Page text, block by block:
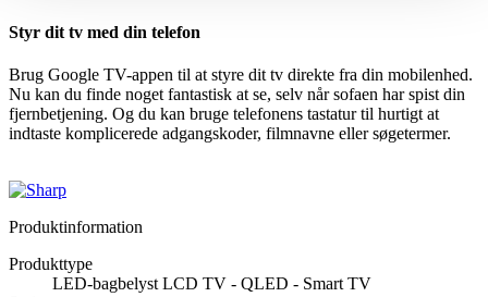
Styr dit tv med din telefon
Brug Google TV-appen til at styre dit tv direkte fra din mobilenhed.
Nu kan du finde noget fantastisk at se, selv når sofaen har spist din
fjernbetjening. Og du kan bruge telefonens tastatur til hurtigt at
indtaste komplicerede adgangskoder, filmnavne eller søgetermer.
Produktinformation
Produkttype
LED-bagbelyst LCD TV - QLED - Smart TV